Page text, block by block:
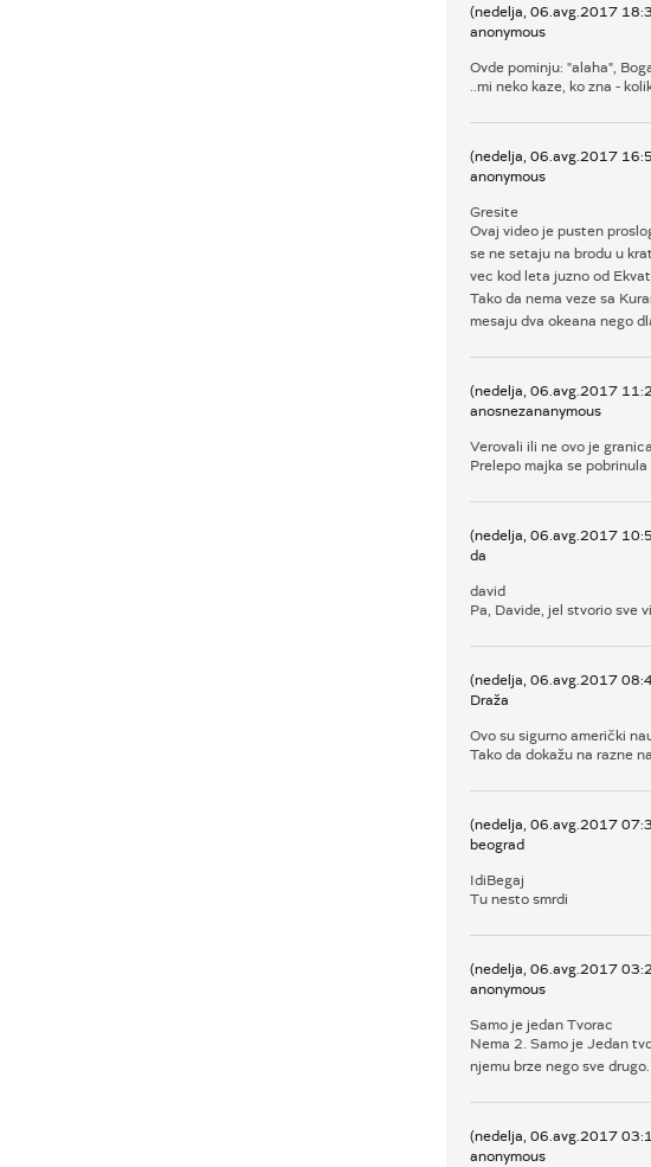
(nedelja, 06.avg.2017
anonymous
Ovde pominju: "alaha",
..mi neko kaze, ko zna -
(nedelja, 06.avg.2017
anonymous
Gresite
Ovaj video je pusten
se ne setaju na brodu u
vec kod leta juzno od
Tako da nema veze sa
mesaju dva okeana nego
(nedelja, 06.avg.2017
anosnezananymous
Verovali ili ne ovo je
Prelepo majka se pobrinula
(nedelja, 06.avg.2017
da
david
Pa, Davide, jel stvorio sve
(nedelja, 06.avg.2017
Draža
Ovo su sigurno američki
Tako da dokažu na razne
(nedelja, 06.avg.2017
beograd
IdiBegaj
Tu nesto smrdi
(nedelja, 06.avg.2017
anonymous
Samo je jedan Tvorac
Nema 2. Samo je Jedan
njemu brze nego sve drugo.
(nedelja, 06.avg.2017
anonymous